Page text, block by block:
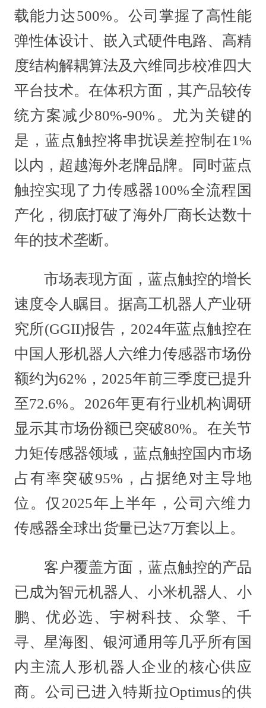
载能力达500%。公司掌握了高性能
弹性体设计、嵌入式硬件电路、高精
度结构解耦算法及六维同步校准四大
平台技术。在体积方面，其产品较传
统方案减少80%-90%。尤为关键的
是，蓝点触控将串扰误差控制在1%
以内，超越海外老牌品牌。同时蓝点
触控实现了力传感器100%全流程国
产化，彻底打破了海外厂商长达数十
年的技术垄断。
市场表现方面，蓝点触控的增长
速度令人瞩目。据高工机器人产业研
究所(GGII)报告，2024年蓝点触控在
中国人形机器人六维力传感器市场份
额约为62%，2025年前三季度已提升
至72.6%。2026年更有行业机构调研
显示其市场份额已突破80%。在关节
力矩传感器领域，蓝点触控国内市场
占有率突破95%，占据绝对主导地
位。仅2025年上半年，公司六维力
传感器全球出货量已达7万套以上。
客户覆盖方面，蓝点触控的产品
已成为智元机器人、小米机器人、小
鹏、优必选、宇树科技、众擎、千
寻、星海图、银河通用等几乎所有国
内主流人形机器人企业的核心供应
商。公司已进入特斯拉Optimus的供